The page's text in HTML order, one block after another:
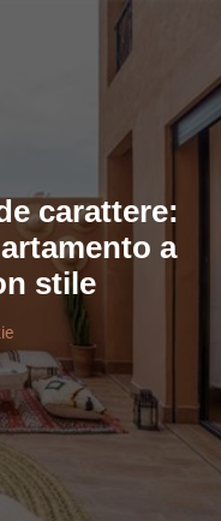
carattere:
a
stile